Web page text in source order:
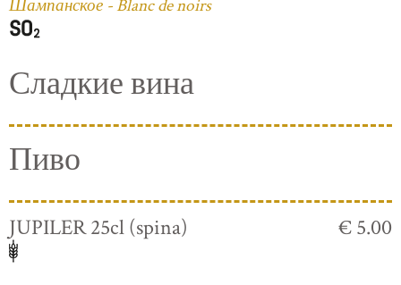
Шампанское - Blanc de noirs
Сладкие вина
Пиво
JUPILER 25cl (spina) € 5.00